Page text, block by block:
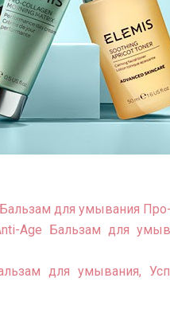
для умывания
Age Бальзам для
для умывания,